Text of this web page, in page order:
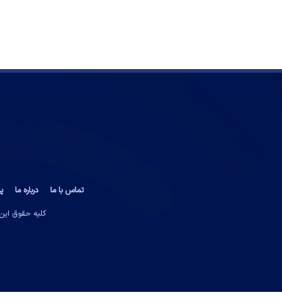
تماس با ما درباره ما
کلیه حقوق